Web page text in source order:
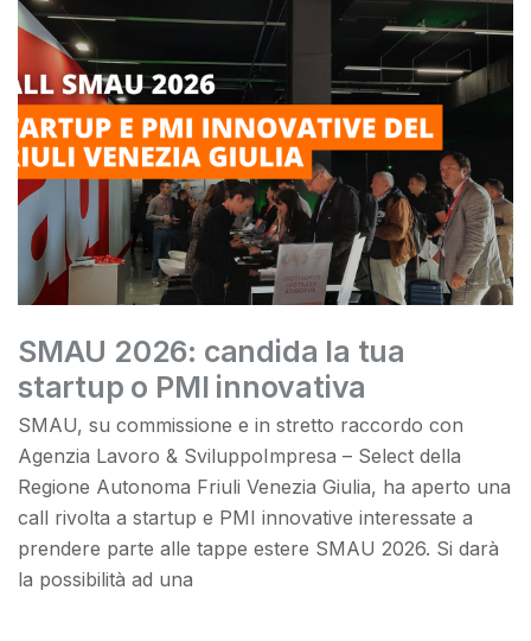
SMAU 2026: candida la tua
startup o PMI innovativa
SMAU, su commissione e in stretto raccordo con
Agenzia Lavoro & SviluppoImpresa – Select della
Regione Autonoma Friuli Venezia Giulia, ha aperto una
call rivolta a startup e PMI innovative interessate a
prendere parte alle tappe estere SMAU 2026. Si darà
la possibilità ad una